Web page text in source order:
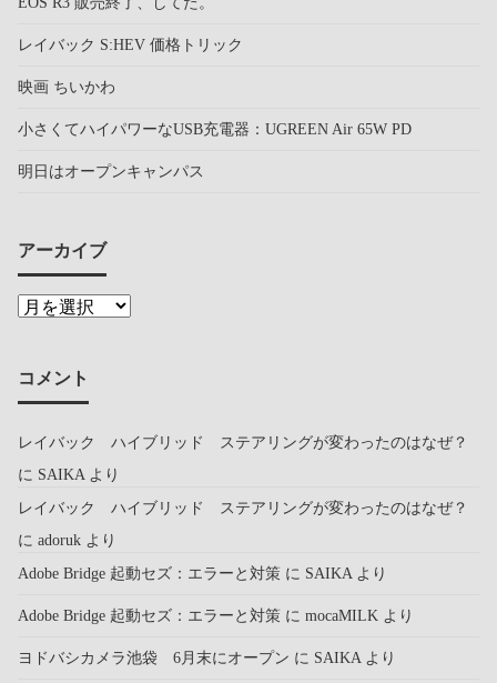
レイバック S:HEV 価格トリック
映画 ちいかわ
小さくてハイパワーなUSB充電器：UGREEN Air 65W PD
明日はオープンキャンパス
アーカイブ
コメント
レイバック ハイブリッド ステアリングが変わったのはなぜ？
に SAIKA より
レイバック ハイブリッド ステアリングが変わったのはなぜ？
に adoruk より
Adobe Bridge 起動セズ：エラーと対策 に SAIKA より
Adobe Bridge 起動セズ：エラーと対策 に mocaMILK より
ヨドバシカメラ池袋 6月末にオープン に SAIKA より